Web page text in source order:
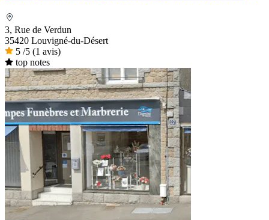
3, Rue de Verdun
35420 Louvigné-du-Désert
5 /5 (1 avis)
top notes